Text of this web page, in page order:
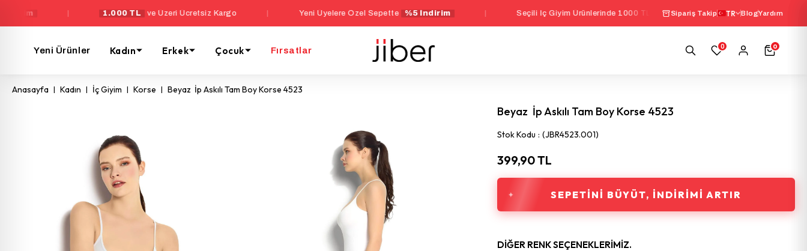
1.000 TL ve Üzeri Ücretsiz Kargo | Yeni Üyelere Özel Sepette %5 İndirim | Seçili İç Giyim Ürünlerinde 1000 TL Üzeri Sepette %10 İndirim | Seçili
Sipariş Takip TR BlogYardım
Yeni Ürünler Kadın Erkek Çocuk Fırsatlar 0 0
Anasayfa Kadın İç Giyim Korse Beyaz İp Askılı Tam Boy Korse 4523
Beyaz İp Askılı Tam Boy Korse 4523
Stok Kodu (JBR4523.001)
399,90 TL
SEPETINI BÜYÜT, İNDIRIMI ARTIR
DIĞER RENK SEÇENEKLERIMIZ.